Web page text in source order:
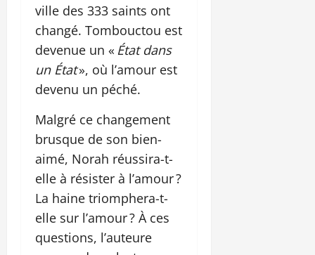
ville des 333 saints ont
changé. Tombouctou est
devenue un « État dans
un État», où l’amour est
devenu un péché.
Malgré ce changement
brusque de son bien-
aimé, Norah réussira-t-
elle à résister à l’amour ?
La haine triomphera-t-
elle sur l’amour ? À ces
questions, l’auteure